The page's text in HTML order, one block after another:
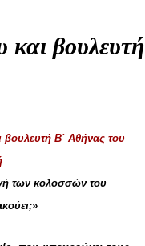
και βουλευτή
Β΄ Αθήνας του
των κολοσσών του